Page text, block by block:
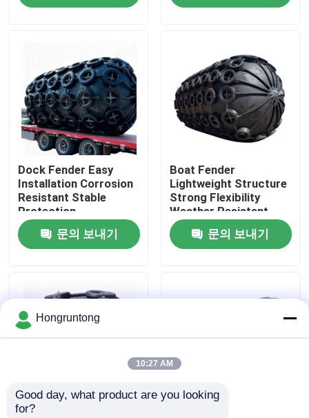
비디오
우리 에 관한 것
공장 투어
품질 관리
플랫폼 고무 방현재
요코하마 고무 방현재
공기 고무 방현재
Dock Fender Easy
Installation Corrosion
Resistant Stable
Protection
문의 보내기
Boat Fender
Lightweight Structure
Strong Flexibility
Weather Resistant
문의 보내기
Yokohama Rubber
Hongruntong
10:27 AM
Good day, what product are you looking
for?